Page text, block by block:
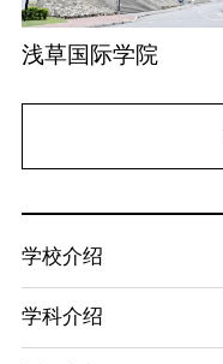
浅草国际学院
学校介绍
学科介绍